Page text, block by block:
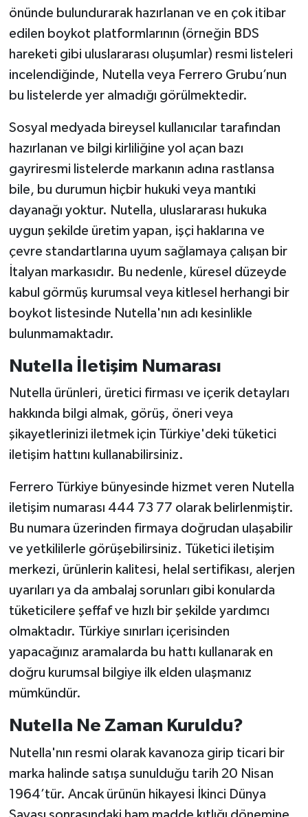
önünde bulundurarak hazırlanan ve en çok itibar
edilen boykot platformlarının (örneğin BDS
hareketi gibi uluslararası oluşumlar) resmi listeleri
incelendiğinde, Nutella veya Ferrero Grubu’nun
bu listelerde yer almadığı görülmektedir.
Sosyal medyada bireysel kullanıcılar tarafından
hazırlanan ve bilgi kirliliğine yol açan bazı
gayriresmi listelerde markanın adına rastlansa
bile, bu durumun hiçbir hukuki veya mantıki
dayanağı yoktur. Nutella, uluslararası hukuka
uygun şekilde üretim yapan, işçi haklarına ve
çevre standartlarına uyum sağlamaya çalışan bir
İtalyan markasıdır. Bu nedenle, küresel düzeyde
kabul görmüş kurumsal veya kitlesel herhangi bir
boykot listesinde Nutella'nın adı kesinlikle
bulunmamaktadır.
Nutella İletişim Numarası
Nutella ürünleri, üretici firması ve içerik detayları
hakkında bilgi almak, görüş, öneri veya
şikayetlerinizi iletmek için Türkiye'deki tüketici
iletişim hattını kullanabilirsiniz.
Ferrero Türkiye bünyesinde hizmet veren Nutella
iletişim numarası 444 73 77 olarak belirlenmiştir.
Bu numara üzerinden firmaya doğrudan ulaşabilir
ve yetkililerle görüşebilirsiniz. Tüketici iletişim
merkezi, ürünlerin kalitesi, helal sertifikası, alerjen
uyarıları ya da ambalaj sorunları gibi konularda
tüketicilere şeffaf ve hızlı bir şekilde yardımcı
olmaktadır. Türkiye sınırları içerisinden
yapacağınız aramalarda bu hattı kullanarak en
doğru kurumsal bilgiye ilk elden ulaşmanız
mümkündür.
Nutella Ne Zaman Kuruldu?
Nutella'nın resmi olarak kavanoza girip ticari bir
marka halinde satışa sunulduğu tarih 20 Nisan
1964’tür. Ancak ürünün hikayesi İkinci Dünya